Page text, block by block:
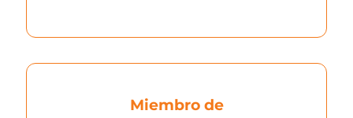
Miembro de